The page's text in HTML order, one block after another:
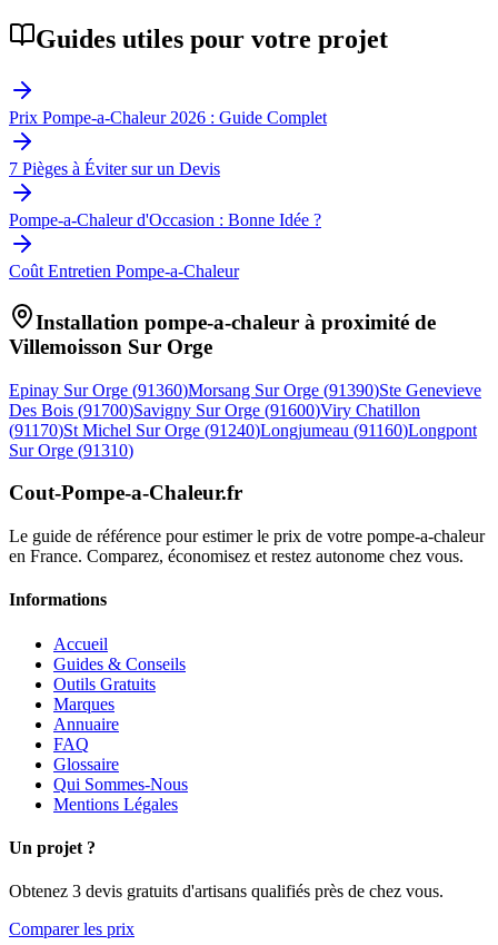
Guides utiles pour votre projet
Prix Pompe-a-Chaleur 2026 : Guide Complet
7 Pièges à Éviter sur un Devis
Pompe-a-Chaleur d'Occasion : Bonne Idée ?
Coût Entretien Pompe-a-Chaleur
Installation pompe-a-chaleur à proximité de
Villemoisson Sur Orge
Epinay Sur Orge (91360)Morsang Sur Orge (91390)Ste Genevieve
Des Bois (91700)Savigny Sur Orge (91600)Viry Chatillon
(91170)St Michel Sur Orge (91240)Longjumeau (91160)Longpont
Sur Orge (91310)
Cout-Pompe-a-Chaleur.fr
Le guide de référence pour estimer le prix de votre pompe-a-chaleur
en France. Comparez, économisez et restez autonome chez vous.
Informations
Accueil
Guides & Conseils
Outils Gratuits
Marques
Annuaire
FAQ
Glossaire
Qui Sommes-Nous
Mentions Légales
Un projet ?
Obtenez 3 devis gratuits d'artisans qualifiés près de chez vous.
Comparer les prix